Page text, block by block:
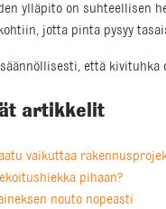
ylläpito on suhteellisen
jotta pinta pysyy
että
artikkelit
vaikuttaa
pihaan?
nouto nopeasti